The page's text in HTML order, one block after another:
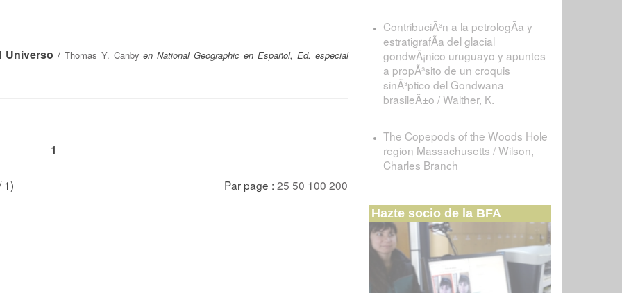
Universo / Thomas Y. Canby en National Geographic en Español, Ed. especial
1
1) Par page : 25 50 100 200
ContribuciÃ³n a la petrologÃ­a y
estratigrafÃ­a del glacial
gondwÃ¡nico uruguayo y apuntes
a propÃ³sito de un croquis
sinÃ³ptico del Gondwana
brasileÃ±o / Walther, K.
The Copepods of the Woods Hole
region Massachusetts / Wilson,
Charles Branch
Hazte socio de la BFA